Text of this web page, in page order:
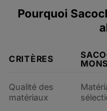
Pourquoi
CRITÈRES
Qualité des
matériaux